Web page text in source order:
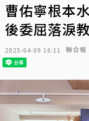
曹佑寧根本
後委屈落淚
2025-04-09 16:11 聯合報